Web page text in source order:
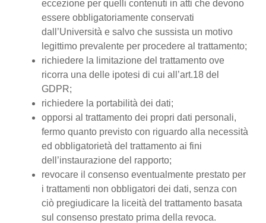
eccezione per quelli contenuti in atti che devono
essere obbligatoriamente conservati
dall’Università e salvo che sussista un motivo
legittimo prevalente per procedere al trattamento;
richiedere la limitazione del trattamento ove
ricorra una delle ipotesi di cui all’art.18 del
GDPR;
richiedere la portabilità dei dati;
opporsi al trattamento dei propri dati personali,
fermo quanto previsto con riguardo alla necessità
ed obbligatorietà del trattamento ai fini
dell’instaurazione del rapporto;
revocare il consenso eventualmente prestato per
i trattamenti non obbligatori dei dati, senza con
ciò pregiudicare la liceità del trattamento basata
sul consenso prestato prima della revoca.